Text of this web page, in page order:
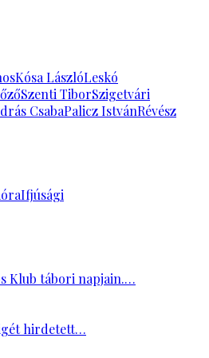
Kósa LászlóLeskó
Szenti TiborSzigetvári
CsabaPalicz IstvánRévész
Ifjúsági
Klub tábori napjain.…
igét hirdetett…